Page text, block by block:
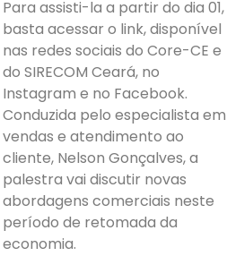
Para assisti-la a partir do dia 01,
basta acessar o link, disponível
nas redes sociais do Core-CE e
do SIRECOM Ceará, no
Instagram e no Facebook.
Conduzida pelo especialista em
vendas e atendimento ao
cliente, Nelson Gonçalves, a
palestra vai discutir novas
abordagens comerciais neste
período de retomada da
economia.